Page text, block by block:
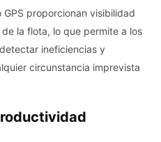
proporcionan visibilidad
la flota, lo que permite a los
ineficiencias y
circunstancia imprevista